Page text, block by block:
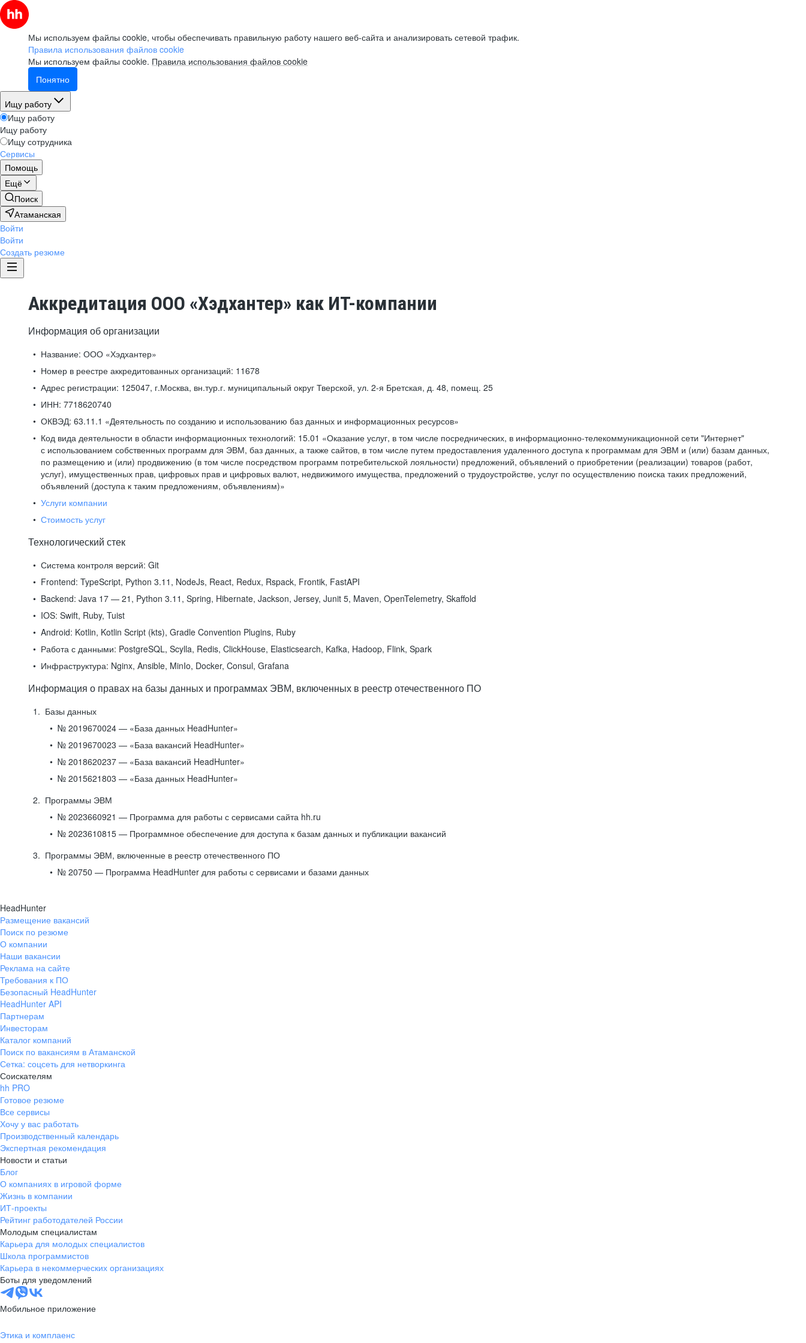
Мы используем файлы cookie, чтобы обеспечивать правильную работу нашего веб-сайта и анализировать сетевой трафик.
Правила использования файлов cookie
Мы используем файлы cookie. Правила использования файлов cookie
Понятно
Ищу работу
Ищу работу
Ищу работу
Ищу сотрудника
Сервисы
Помощь
Ещё
Поиск
Атаманская
Войти
Войти
Создать резюме
Аккредитация ООО «Хэдхантер» как ИТ-компании
Информация об организации
Название: ООО «Хэдхантер»
Номер в реестре аккредитованных организаций: 11678
Адрес регистрации: 125047, г.Москва, вн.тур.г. муниципальный округ Тверской, ул. 2-я Бретская, д. 48, помещ. 25
ИНН: 7718620740
ОКВЭД: 63.11.1 «Деятельность по созданию и использованию баз данных и информационных ресурсов»
Код вида деятельности в области информационных технологий: 15.01 «Оказание услуг, в том числе посреднических, в информационно-телекоммуникационной сети "Интернет"
с использованием собственных программ для ЭВМ, баз данных, а также сайтов, в том числе путем предоставления удаленного доступа к программам для ЭВМ и (или) базам данных,
по размещению и (или) продвижению (в том числе посредством программ потребительской лояльности) предложений, объявлений о приобретении (реализации) товаров (работ,
услуг), имущественных прав, цифровых прав и цифровых валют, недвижимого имущества, предложений о трудоустройстве, услуг по осуществлению поиска таких предложений,
объявлений (доступа к таким предложениям, объявлениям)»
Услуги компании
Стоимость услуг
Технологический стек
Система контроля версий: Git
Frontend: TypeScript, Python 3.11, NodeJs, React, Redux, Rspack, Frontik, FastAPI
Backend: Java 17 — 21, Python 3.11, Spring, Hibernate, Jackson, Jersey, Junit 5, Maven, OpenTelemetry, Skaffold
IOS: Swift, Ruby, Tuist
Android: Kotlin, Kotlin Script (kts), Gradle Convention Plugins, Ruby
Работа с данными: PostgreSQL, Scylla, Redis, ClickHouse, Elasticsearch, Kafka, Hadoop, Flink, Spark
Инфраструктура: Nginx, Ansible, MinIo, Docker, Consul, Grafana
Информация о правах на базы данных и программах ЭВМ, включенных в реестр отечественного ПО
Базы данных
№ 2019670024 — «База данных HeadHunter»
№ 2019670023 — «База вакансий HeadHunter»
№ 2018620237 — «База вакансий HeadHunter»
№ 2015621803 — «База данных HeadHunter»
Программы ЭВМ
№ 2023660921 — Программа для работы с сервисами сайта hh.ru
№ 2023610815 — Программное обеспечение для доступа к базам данных и публикации вакансий
Программы ЭВМ, включенные в реестр отечественного ПО
№ 20750 — Программа HeadHunter для работы с сервисами и базами данных
HeadHunter
Размещение вакансий
Поиск по резюме
О компании
Наши вакансии
Реклама на сайте
Требования к ПО
Безопасный HeadHunter
HeadHunter API
Партнерам
Инвесторам
Каталог компаний
Поиск по вакансиям в Атаманской
Сетка: соцсеть для нетворкинга
Соискателям
hh PRO
Готовое резюме
Все сервисы
Хочу у вас работать
Производственный календарь
Экспертная рекомендация
Новости и статьи
Блог
О компаниях в игровой форме
Жизнь в компании
ИТ-проекты
Рейтинг работодателей России
Молодым специалистам
Карьера для молодых специалистов
Школа программистов
Карьера в некоммерческих организациях
Боты для уведомлений
Мобильное приложение
Этика и комплаенс